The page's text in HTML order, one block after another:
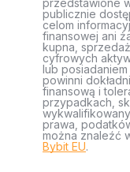
przedstawione
publicznie
celom
finansowej ani
kupna,
cyfrowych
lub
powinni
finansową i
przypadkach,
prawa,
można znaleźć
Bybit EU.